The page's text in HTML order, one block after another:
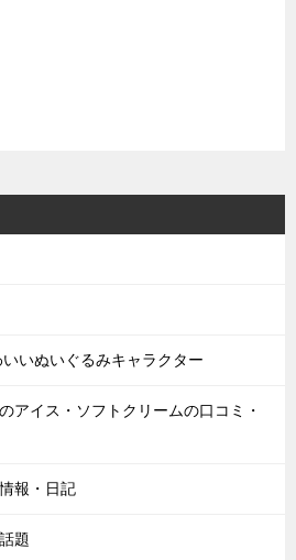
いぬいぐるみキャラクター
アイス・ソフトクリームの口コミ・
報・日記
題